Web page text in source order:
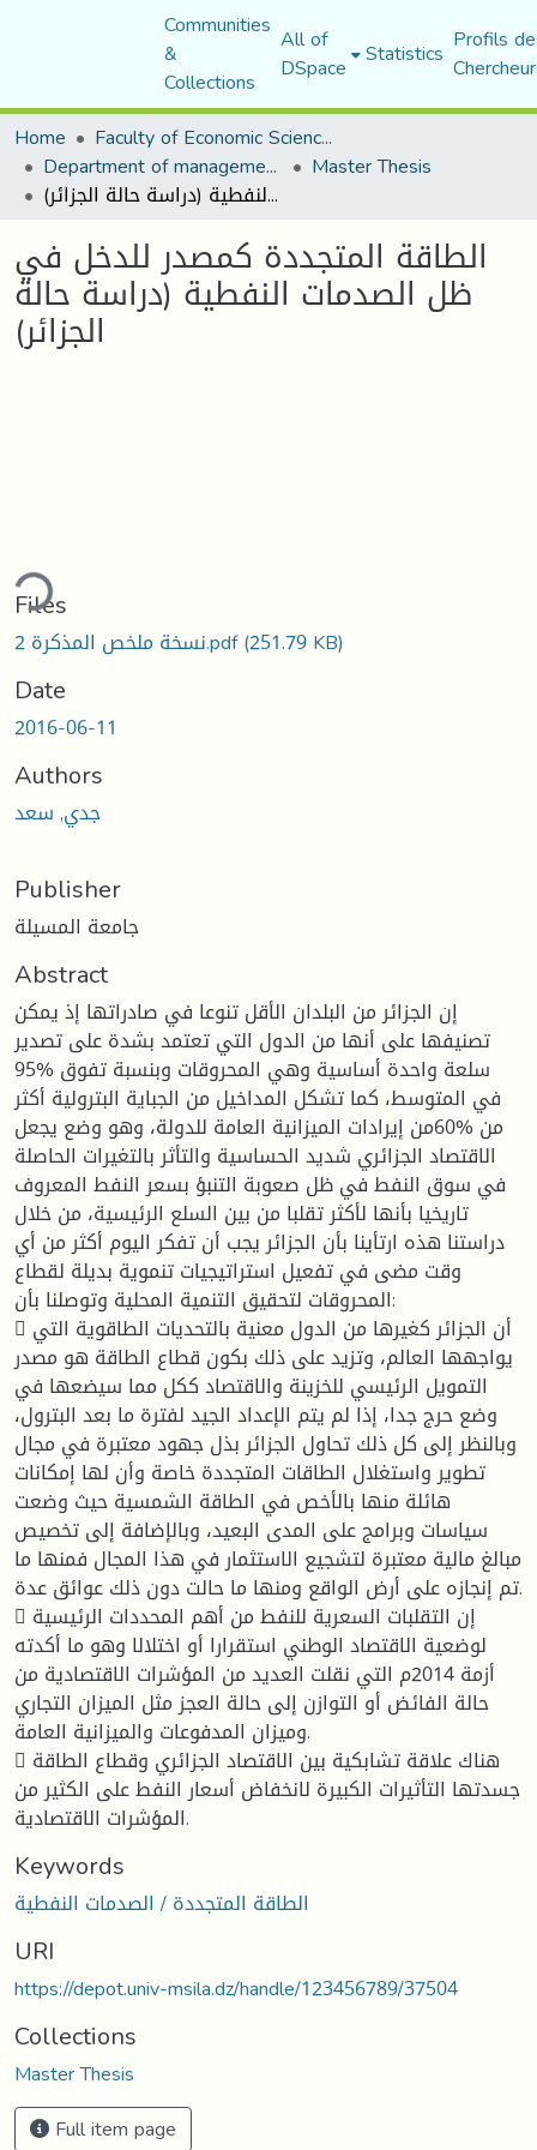
Communities
&
Collections
All of
DSpace Statistics Profils
Home
Faculty of Economic Sciences, Commerce and Management Sciences
Department of management sciences Master Thesis
الطاقة المتجددة كمصدر للدخل في ظل الصدمات النفطية (دراسة حالة الجزائر)
الطاقة المتجددة كمصدر للدخل في
ظل الصدمات النفطية (دراسة حالة
الجزائر)
Files
نسخة ملخص المذكرة 2.pdf(251.79 KB)
Date
2016-06-11
Authors
جدي, سعد
Publisher
جامعة المسيلة
Abstract
إن الجزائر من البلدان الأقل تنوعا في صادراتها إذ يمكن
تصنيفها على أنها من الدول التي تعتمد بشدة على تصدير
سلعة واحدة أساسية وهي المحروقات وبنسبة تفوق %95
في المتوسط، كما تشكل المداخيل من الجباية البترولية أكثر
من %60من إيرادات الميزانية العامة للدولة، وهو وضع يجعل
الاقتصاد الجزائري شديد الحساسية والتأثر بالتغيرات الحاصلة
في سوق النفط في ظل صعوبة التنبؤ بسعر النفط المعروف
تاريخيا بأنها لأكثر تقلبا من بين السلع الرئيسية، من خلال
دراستنا هذه ارتأينا بأن الجزائر يجب أن تفكر اليوم أكثر من أي
وقت مضى في تفعيل استراتيجيات تنموية بديلة لقطاع
المحروقات لتحقيق التنمية المحلية وتوصلنا بأن:
 أن الجزائر كغيرها من الدول معنية بالتحديات الطاقوية التي
يواجهها العالم، وتزيد على ذلك بكون قطاع الطاقة هو مصدر
التمويل الرئيسي للخزينة والاقتصاد ككل مما سيضعها في
وضع حرج جدا، إذا لم يتم الإعداد الجيد لفترة ما بعد البترول،
وبالنظر إلى كل ذلك تحاول الجزائر بذل جهود معتبرة في مجال
تطوير واستغلال الطاقات المتجددة خاصة وأن لها إمكانات
هائلة منها بالأخص في الطاقة الشمسية حيث وضعت
سياسات وبرامج على المدى البعيد، وبالإضافة إلى تخصيص
مبالغ مالية معتبرة لتشجيع الاستثمار في هذا المجال فمنها ما
تم إنجازه على أرض الواقع ومنها ما حالت دون ذلك عوائق عدة.
 إن التقلبات السعرية للنفط من أهم المحددات الرئيسية
لوضعية الاقتصاد الوطني استقرارا أو اختلالا وهو ما أكدته
أزمة 2014م التي نقلت العديد من المؤشرات الاقتصادية من
حالة الفائض أو التوازن إلى حالة العجز مثل الميزان التجاري
وميزان المدفوعات والميزانية العامة.
 هناك علاقة تشابكية بين الاقتصاد الجزائري وقطاع الطاقة
جسدتها التأثيرات الكبيرة لانخفاض أسعار النفط على الكثير من
المؤشرات الاقتصادية.
Keywords
الطاقة المتجددة / الصدمات النفطية
URI
https://depot.univ-msila.dz/handle/123456789/37504
Collections
Master Thesis
Full item page